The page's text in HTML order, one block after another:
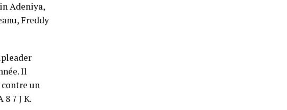
Adeniya,
Freddy
Il
contre un
7 J K.